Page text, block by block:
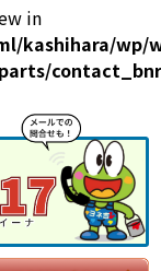
in
kashihara/wp/